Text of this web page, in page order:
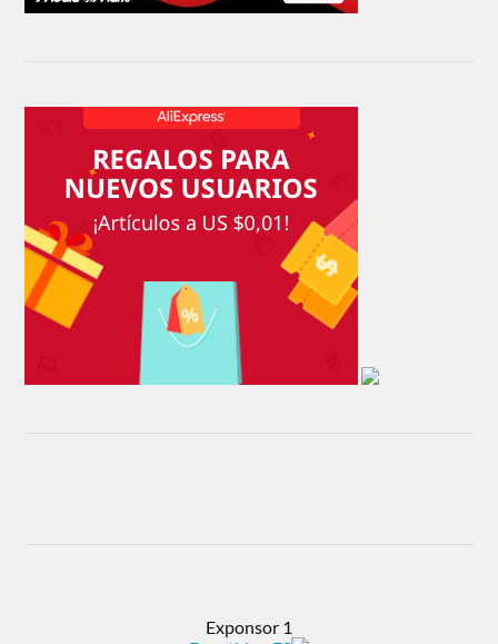
Exponsor 1